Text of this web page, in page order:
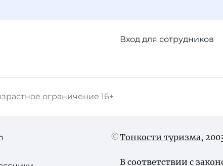
Вход для сотрудников
ограничение 16+
Тонкости туризма,
В соответствии с